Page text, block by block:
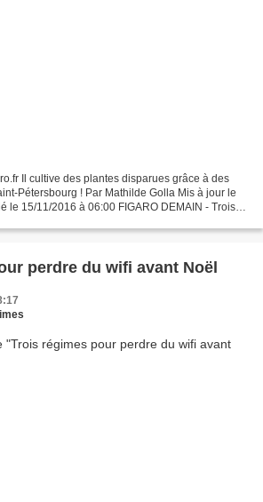
Il cultive des plantes disparues grâce à des
Pétersbourg ! Par Mathilde Golla Mis à jour le
le 15/11/2016 à 06:00 FIGARO DEMAIN - Trois
perdre du wifi avant Noël